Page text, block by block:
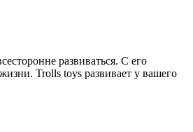
развиваться. С его
Trolls toys развивает у вашего